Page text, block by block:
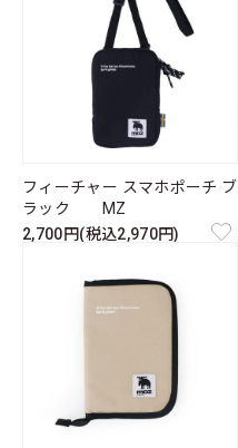
フィーチャー スマホポーチ ブ
ラック MZ
2,700円(税込2,970円)